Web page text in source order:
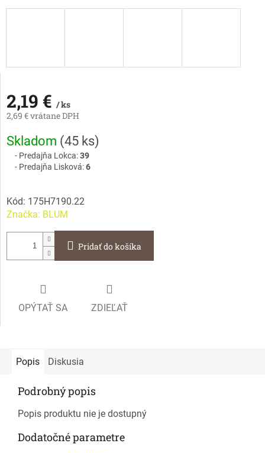
2,19 € / ks
2,69 € vrátane DPH
Jednotková
cena:
Skladom (45 ks)
Predajňa Lokca:39
Predajňa Lisková:6
Kód: 175H7190.22
Značka: BLUM
Pridať do košíka
OPÝTAŤ SA ZDIEĽAŤ
Popis Diskusia
Podrobný popis
Popis produktu nie je dostupný
Dodatočné parametre